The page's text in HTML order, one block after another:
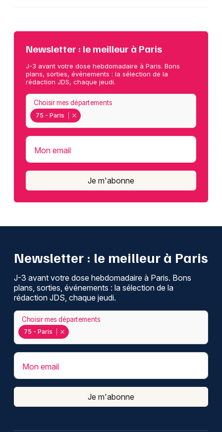
Newsletter : le meilleur à Paris
J-3 avant votre dose hebdomadaire à Paris. Bons
plans, sorties, événements : la sélection de la
rédaction JDS, chaque jeudi.
75 - Paris
Choisir mes départements
Mon email
Je m'abonne
Newsletter : le meilleur à Paris
J-3 avant votre dose hebdomadaire à Paris. Bons
plans, sorties, événements : la sélection de la
rédaction JDS, chaque jeudi.
75 - Paris
Choisir mes départements
Mon email
Je m'abonne